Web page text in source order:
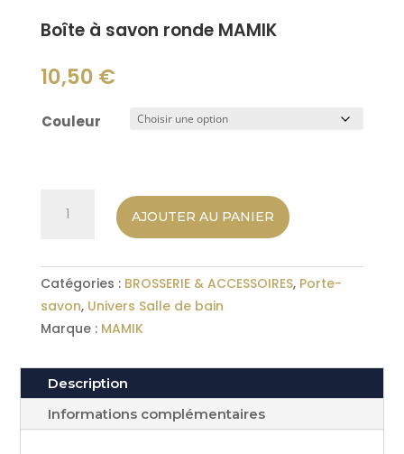
Boîte à savon ronde MAMIK
10,50 €
Couleur
à
savon
ronde
MAMIK
AJOUTER AU PANIER
Catégories : BROSSERIE & ACCESSOIRES, Porte-
savon, Univers Salle de bain
Marque : MAMIK
Description
Informations complémentaires